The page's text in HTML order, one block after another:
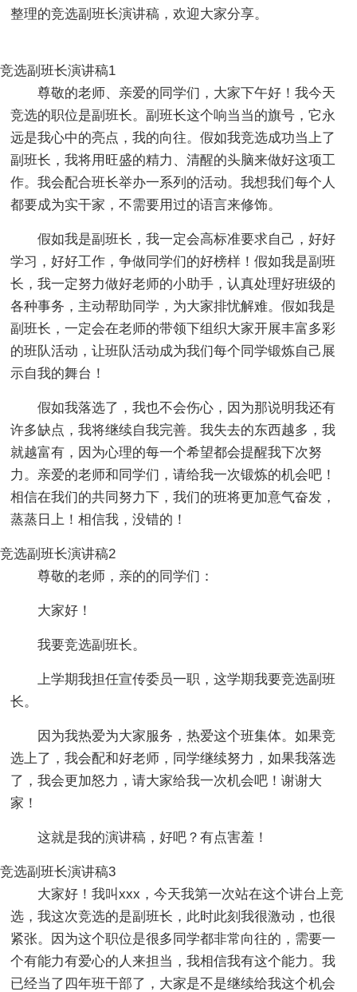
整理的竞选副班长演讲稿，欢迎大家分享。
竞选副班长演讲稿1
尊敬的老师、亲爱的同学们，大家下午好！我今天
竞选的职位是副班长。副班长这个响当当的旗号，它永
远是我心中的亮点，我的向往。假如我竞选成功当上了
副班长，我将用旺盛的精力、清醒的头脑来做好这项工
作。我会配合班长举办一系列的活动。我想我们每个人
都要成为实干家，不需要用过的语言来修饰。
假如我是副班长，我一定会高标准要求自己，好好
学习，好好工作，争做同学们的好榜样！假如我是副班
长，我一定努力做好老师的小助手，认真处理好班级的
各种事务，主动帮助同学，为大家排忧解难。假如我是
副班长，一定会在老师的带领下组织大家开展丰富多彩
的班队活动，让班队活动成为我们每个同学锻炼自己展
示自我的舞台！
假如我落选了，我也不会伤心，因为那说明我还有
许多缺点，我将继续自我完善。我失去的东西越多，我
就越富有，因为心理的每一个希望都会提醒我下次努
力。亲爱的老师和同学们，请给我一次锻炼的机会吧！
相信在我们的共同努力下，我们的班将更加意气奋发，
蒸蒸日上！相信我，没错的！
竞选副班长演讲稿2
尊敬的老师，亲的的同学们：
大家好！
我要竞选副班长。
上学期我担任宣传委员一职，这学期我要竞选副班
长。
因为我热爱为大家服务，热爱这个班集体。如果竞
选上了，我会配和好老师，同学继续努力，如果我落选
了，我会更加怒力，请大家给我一次机会吧！谢谢大
家！
这就是我的演讲稿，好吧？有点害羞！
竞选副班长演讲稿3
大家好！我叫xxx，今天我第一次站在这个讲台上竞
选，我这次竞选的是副班长，此时此刻我很激动，也很
紧张。因为这个职位是很多同学都非常向往的，需要一
个有能力有爱心的人来担当，我相信我有这个能力。我
已经当了四年班干部了，大家是不是继续给我这个机会